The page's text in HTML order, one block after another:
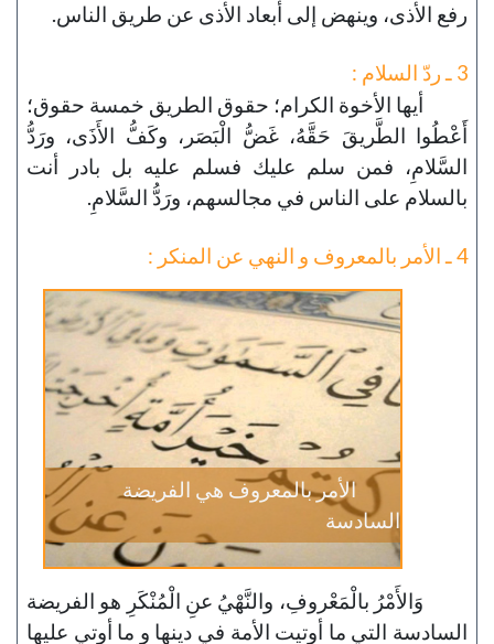
رفع الأذى، وينهض إلى أبعاد الأذى عن طريق الناس.
3 ـ ردّ السلام :
أيها الأخوة الكرام؛ حقوق الطريق خمسة حقوق؛
أَعْطُوا الطَّريقَ حَقَّهُ، غَضُّ الْبَصَر، وكَفُّ الأَذَى، ورَدُّ
السَّلامِ، فمن سلم عليك فسلم عليه بل بادر أنت
بالسلام على الناس في مجالسهم، ورَدُّ السَّلامِ.
4 ـ الأمر بالمعروف و النهي عن المنكر :
الأمر بالمعروف هي الفريضة
السادسة
وَالأَمْرُ بالْمَعْروفِ، والنَّهْيُ عنِ الْمُنْكَرِ هو الفريضة
السادسة التي ما أوتيت الأمة في دينها و ما أوتي عليها